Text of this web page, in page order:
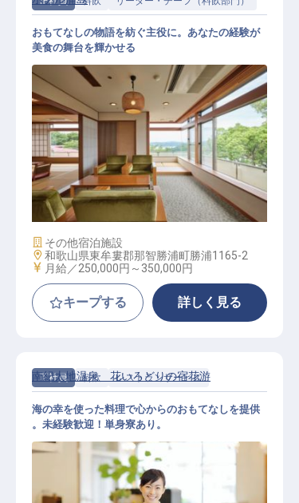
レストラン【係長クラス】
おもてなしの物語を紡ぐ主役に。あなたの経験が
美食の舞台を輝かせる
施設業態
その他宿泊施設
勤務地
和歌山県東牟婁郡那智勝浦町勝浦1165-2
給与
月給／250,000円～ 350,000円
キープする 詳しく見る
正社員 料飲 レストランサービス
南紀太地温泉 花いろどりの宿花游
海の幸を使った料理で心からのおもてなしを提供
。未経験歓迎！単身寮あり。